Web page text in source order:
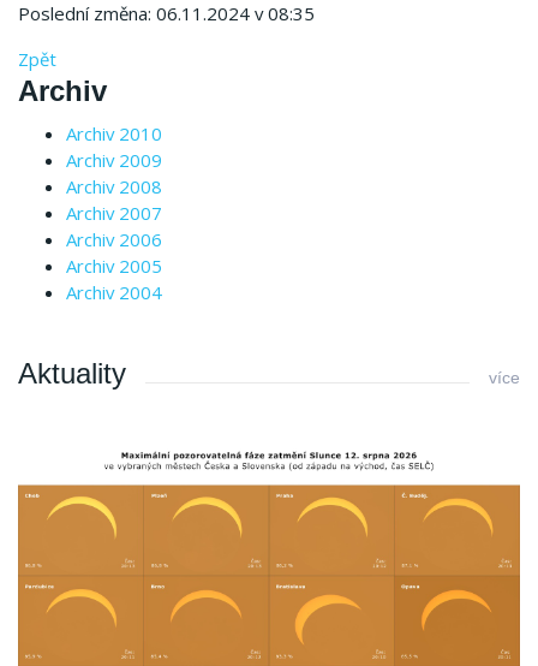
Poslední změna: 06.11.2024 v 08:35
Zpět
Archiv
Archiv 2010
Archiv 2009
Archiv 2008
Archiv 2007
Archiv 2006
Archiv 2005
Archiv 2004
Aktuality více